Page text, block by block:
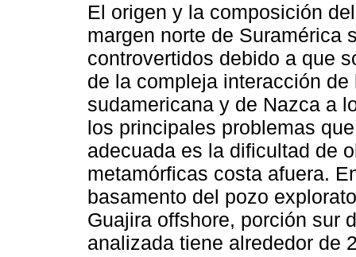
El origen y la composición
margen norte de Suramérica
controvertidos debido a que
de la compleja interacción
sudamericana y de Nazca a
los principales problemas
adecuada es la dificultad de
metamórficas costa afuera.
basamento del pozo
Guajira offshore, porción sur
analizada tiene alrededor de